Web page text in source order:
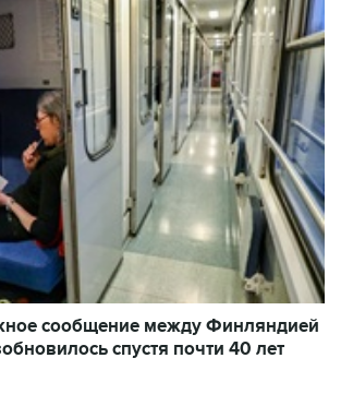
сообщение между Финляндией
спустя почти 40 лет